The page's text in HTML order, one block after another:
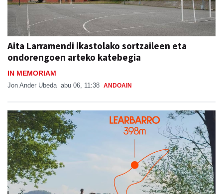
Aita Larramendi ikastolako sortzaileen eta
ondorengoen arteko katebegia
IN MEMORIAM
Jon Ander Ubeda abu 06, 11:38 ANDOAIN